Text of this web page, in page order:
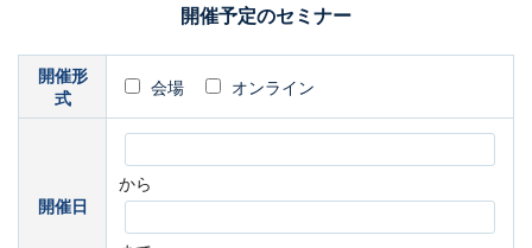
開催予定のセミナー
開催形
式
会場 オンライン
開催日
から